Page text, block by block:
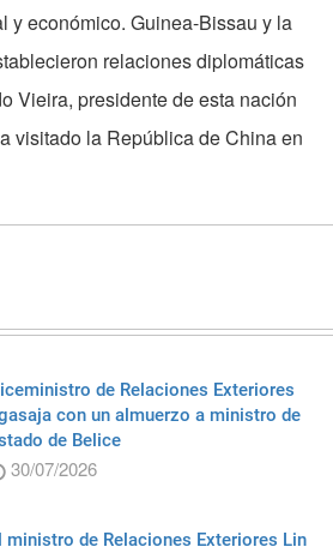
y económico. Guinea-Bissau y la
relaciones diplomáticas
Vieira, presidente de esta nación
visitado la República de China en
de Relaciones Exteriores
con un almuerzo a ministro de
de Belice
30/07/2026
ministro de Relaciones Exteriores Lin